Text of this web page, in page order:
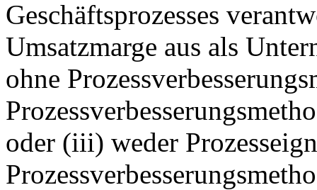
Geschäftsprozesses
Umsatzmarge aus als
ohne
oder (iii) weder